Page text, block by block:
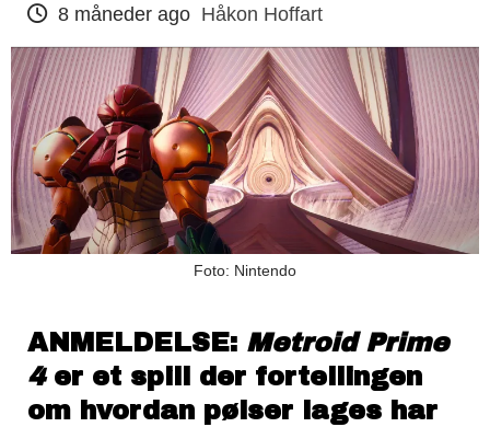
8 måneder ago Håkon Hoffart
Foto: Nintendo
ANMELDELSE: Metroid Prime
4er et spill der fortellingen
om hvordan pølser lages har